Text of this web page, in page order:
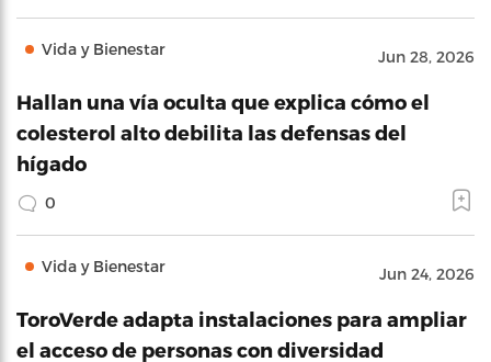
Vida y Bienestar Jun 28, 2026
Hallan una vía oculta que explica cómo el
colesterol alto debilita las defensas del
hígado
0
Vida y Bienestar Jun 24, 2026
ToroVerde adapta instalaciones para ampliar
el acceso de personas con diversidad